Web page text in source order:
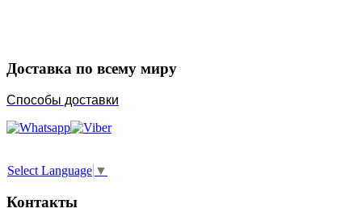
Доставка по всему миру
Способы доставки
Select Language ▼
Контакты